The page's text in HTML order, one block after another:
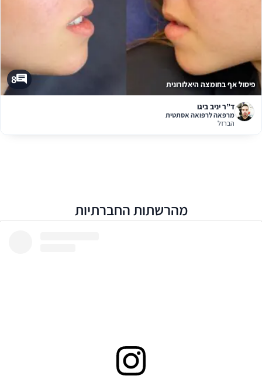
אף בחומצה היאלורונית 8
ד”ר יניב ביגו
מרפאה לרפואה אסתטית
הברזל
מהרשתות החברתיות